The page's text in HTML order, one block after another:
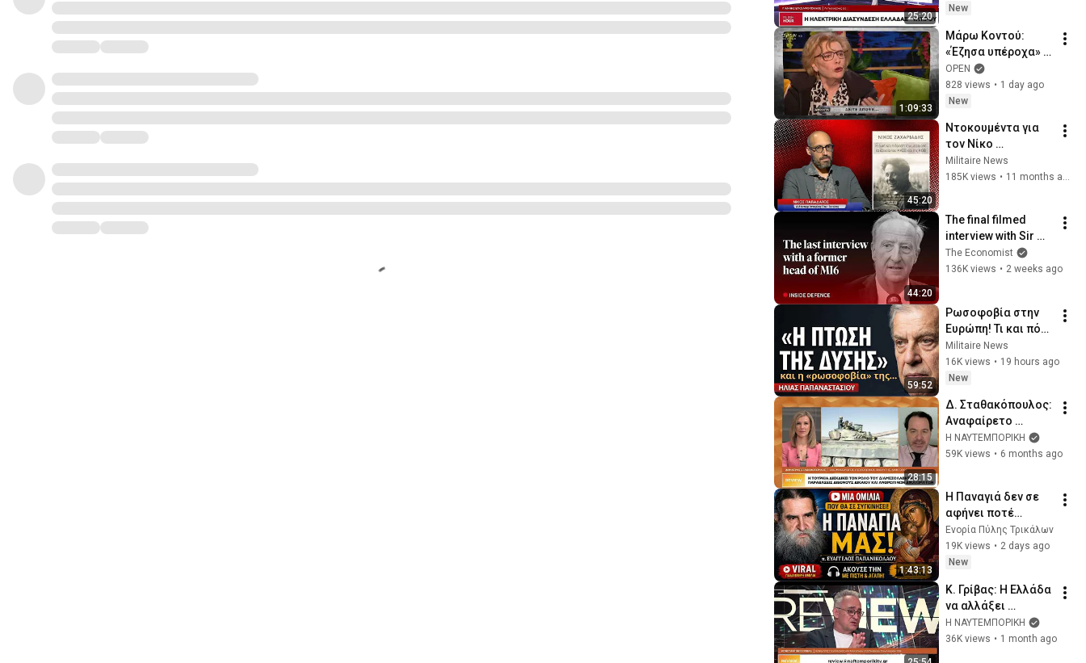
25:20
να σε
New
1:09:33
Μάρω Κοντού:
«Έζησα υπέροχα» –
Η εξομολόγηση της
ζωής της |
Συνέντευξη 2022
OPEN
828 views • 1 day ago
New
45:20
Ντοκουμέντα για
τον Νίκο
Ζαχαριάδη και τον
Εμφύλιο Πόλεμο-
Ν.Παπαδάτος
Militaire News
185K views • 11 months ago
44:20
The final filmed
interview with Sir
Alex Younger, the
late MI6 chief | The
The Economist
136K views • 2 weeks ago
59:52
Ρωσοφοβία στην
Ευρώπη! Τι και πότε
την προκάλεσε;
Ηλίας
Παπαναστασίου
Militaire News
16K views • 19 hours ago
New
28:15
Δ. Σταθακόπουλος:
Αναφαίρετο
δικαίωμά μας η
επέκταση στα 12
φοβούνται
Η ΝΑΥΤΕΜΠΟΡΙΚΗ
59K views • 6 months ago
1:43:13
Η Παναγιά δεν σε
αφήνει ποτέ…
Ενορία Πύλης Τρικάλων
19K views • 2 days ago
New
Κ. Γρίβας: Η Ελλάδα
να αλλάξει
φιλοσοφία στην
άμυνα της, η
Η ΝΑΥΤΕΜΠΟΡΙΚΗ
36K views • 1 month ago